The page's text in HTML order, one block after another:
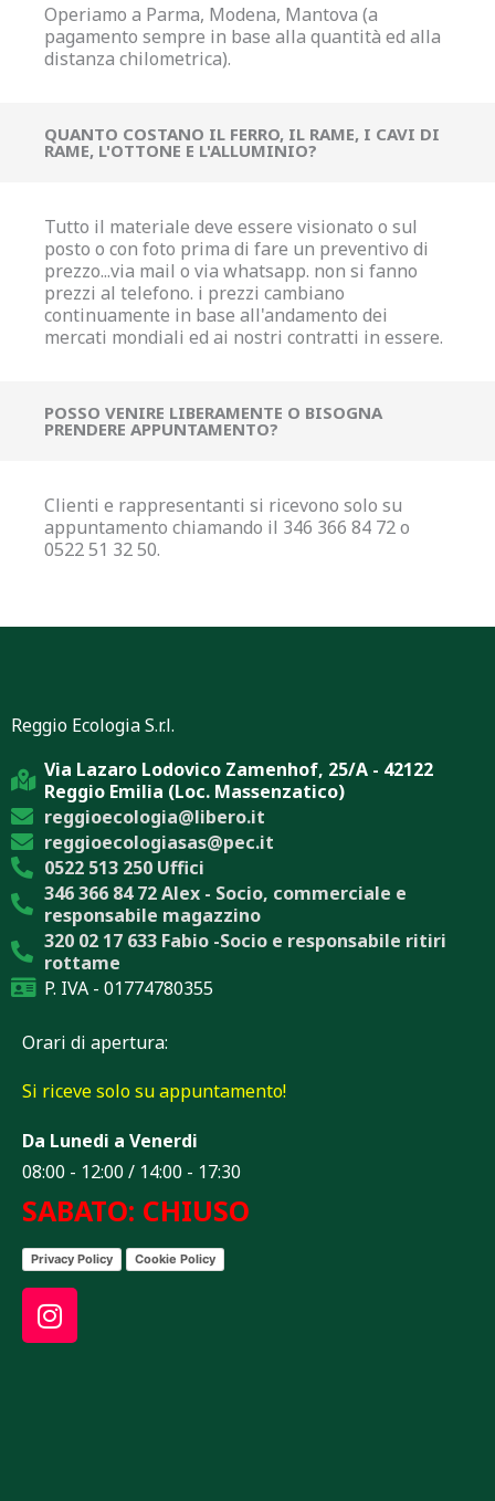
Operiamo a Parma, Modena, Mantova (a
pagamento sempre in base alla quantità ed alla
distanza chilometrica).
QUANTO COSTANO IL FERRO, IL RAME, I CAVI DI
RAME, L'OTTONE E L'ALLUMINIO?
Tutto il materiale deve essere visionato o sul
posto o con foto prima di fare un preventivo di
prezzo...via mail o via whatsapp. non si fanno
prezzi al telefono. i prezzi cambiano
continuamente in base all'andamento dei
mercati mondiali ed ai nostri contratti in essere.
POSSO VENIRE LIBERAMENTE O BISOGNA
PRENDERE APPUNTAMENTO?
Clienti e rappresentanti si ricevono solo su
appuntamento chiamando il 346 366 84 72 o
0522 51 32 50.
Reggio Ecologia S.r.l.
Via Lazaro Lodovico Zamenhof, 25/A - 42122
Reggio Emilia (Loc. Massenzatico)
reggioecologia@libero.it
reggioecologiasas@pec.it
0522 513 250 Uffici
346 366 84 72 Alex - Socio, commerciale e
responsabile magazzino
320 02 17 633 Fabio -Socio e responsabile ritiri
rottame
P. IVA - 01774780355
Orari di apertura:
Si riceve solo su appuntamento!
Da Lunedi a Venerdi
08:00 - 12:00 / 14:00 - 17:30
SABATO: CHIUSO
Privacy Policy Cookie Policy
I
n
s